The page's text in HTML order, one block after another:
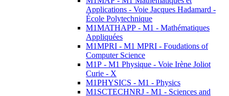
Applications - Voie Jacques Hadamard -
École Polytechnique
M1MATHAPP - M1 - Mathématiques
Appliquées
M1MPRI - M1 MPRI - Foudations of
Computer Science
M1P - M1 Physique - Voie Irène Joliot
Curie - X
M1PHYSICS - M1 - Physics
M1SCTECHNRJ - M1 - Sciences and